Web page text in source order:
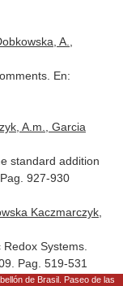
A.,
En:
A.m., Garcia
standard addition
Pag. 927-930
Kaczmarczyk,
Systems.
Pag. 519-531
de Brasil. Paseo de las